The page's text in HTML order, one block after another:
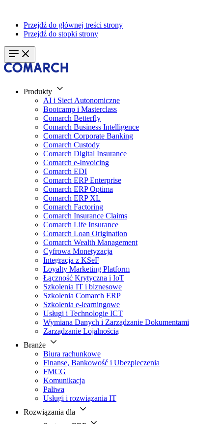
Przejdź do głównej treści strony
Przejdź do stopki strony
Produkty
AI i Sieci Autonomiczne
Bootcamp i Masterclass
Comarch Betterfly
Comarch Business Intelligence
Comarch Corporate Banking
Comarch Custody
Comarch Digital Insurance
Comarch e-Invoicing
Comarch EDI
Comarch ERP Enterprise
Comarch ERP Optima
Comarch ERP XL
Comarch Factoring
Comarch Insurance Claims
Comarch Life Insurance
Comarch Loan Origination
Comarch Wealth Management
Cyfrowa Monetyzacja
Integracja z KSeF
Loyalty Marketing Platform
Łączność Krytyczna i IoT
Szkolenia IT i biznesowe
Szkolenia Comarch ERP
Szkolenia e-learningowe
Usługi i Technologie ICT
Wymiana Danych i Zarządzanie Dokumentami
Zarządzanie Lojalnością
Branże
Biura rachunkowe
Finanse, Bankowość i Ubezpieczenia
FMCG
Komunikacja
Paliwa
Usługi i rozwiązania IT
Rozwiązania dla